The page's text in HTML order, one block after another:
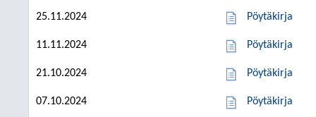
25.11.2024 Pöytäkirja
11.11.2024 Pöytäkirja
21.10.2024 Pöytäkirja
07.10.2024 Pöytäkirja